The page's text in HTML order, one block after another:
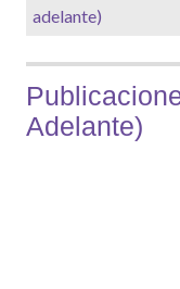
adelante)
Adelante)